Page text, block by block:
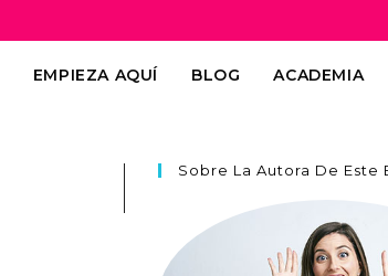
EMPIEZA AQUÍ BLOG ACADEMIA
Sobre La Autora De Este